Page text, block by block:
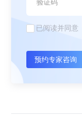
已阅读并同意
预约专家咨询